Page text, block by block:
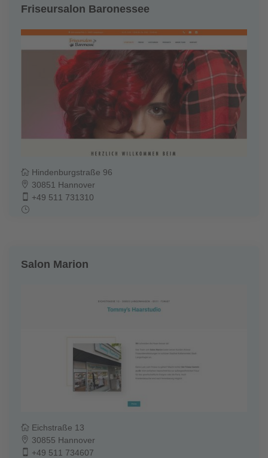
Friseursalon Baronessee
Hindenburgstraße 96
30851 Hannover
+49 511 731310
Salon Marion
Eichstraße 13
30855 Hannover
+49 511 734607